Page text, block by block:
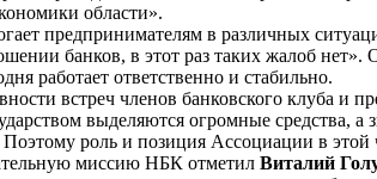
области».
предпринимателям в различных
банков, в этот раз таких жалоб нет».
работает ответственно и стабильно.
встреч членов банковского клуба и
выделяются огромные средства,
роль и позиция Ассоциации в этой
миссию НБК отметил Виталий